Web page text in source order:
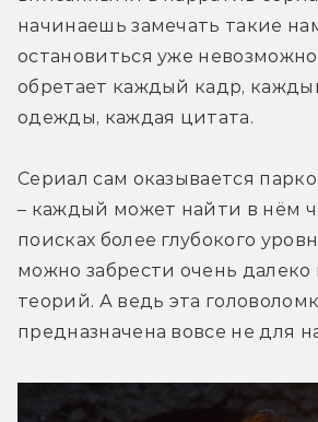
начинаешь замечать такие
остановиться уже
обретает каждый кадр,
одежды, каждая цитата.
Сериал сам оказывается
– каждый может найти в нём
поисках более глубокого
можно забрести очень далеко
теорий. А ведь эта
предназначена вовсе не для